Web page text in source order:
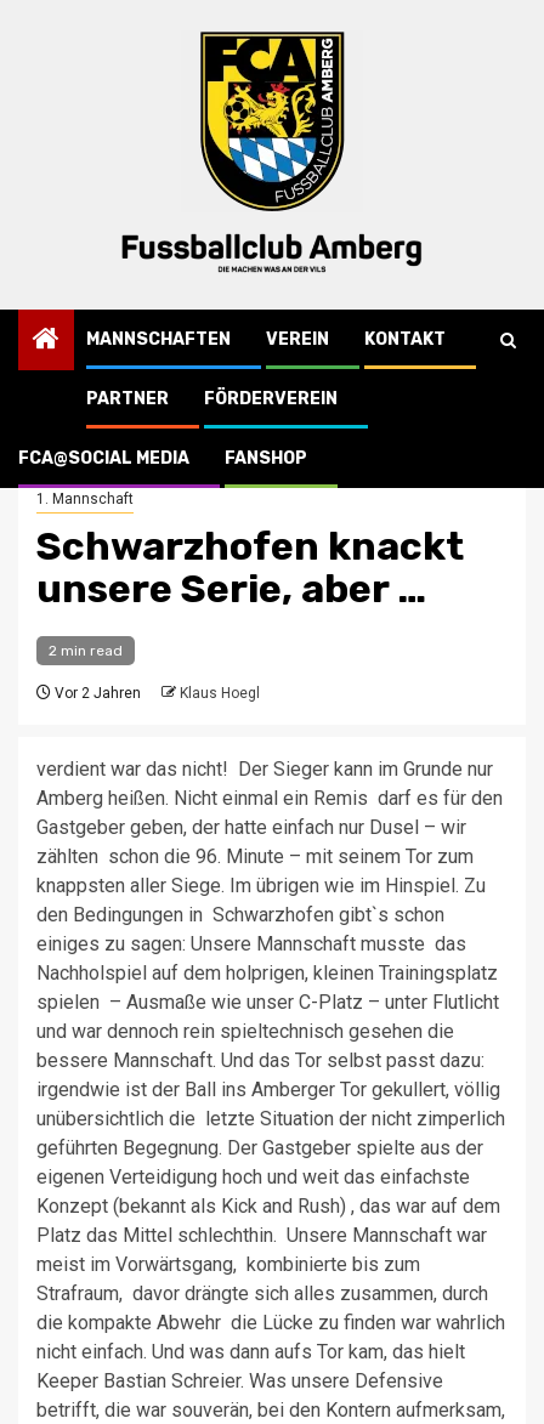
MANNSCHAFTEN VEREIN KONTAKT
PARTNER FÖRDERVEREIN
FCA@SOCIAL MEDIA FANSHOP
1. Mannschaft
Schwarzhofen knackt unsere Serie, aber …
1. Mannschaft
Schwarzhofen knackt
unsere Serie, aber …
2 min read
Vor 2 Jahren Klaus Hoegl
verdient war das nicht! Der Sieger kann im Grunde nur
Amberg heißen. Nicht einmal ein Remis darf es für den
Gastgeber geben, der hatte einfach nur Dusel – wir
zählten schon die 96. Minute – mit seinem Tor zum
knappsten aller Siege. Im übrigen wie im Hinspiel. Zu
den Bedingungen in Schwarzhofen gibt`s schon
einiges zu sagen: Unsere Mannschaft musste das
Nachholspiel auf dem holprigen, kleinen Trainingsplatz
spielen – Ausmaße wie unser C-Platz – unter Flutlicht
und war dennoch rein spieltechnisch gesehen die
bessere Mannschaft. Und das Tor selbst passt dazu:
irgendwie ist der Ball ins Amberger Tor gekullert, völlig
unübersichtlich die letzte Situation der nicht zimperlich
geführten Begegnung. Der Gastgeber spielte aus der
eigenen Verteidigung hoch und weit das einfachste
Konzept (bekannt als Kick and Rush) , das war auf dem
Platz das Mittel schlechthin. Unsere Mannschaft war
meist im Vorwärtsgang, kombinierte bis zum
Strafraum, davor drängte sich alles zusammen, durch
die kompakte Abwehr die Lücke zu finden war wahrlich
nicht einfach. Und was dann aufs Tor kam, das hielt
Keeper Bastian Schreier. Was unsere Defensive
betrifft, die war souverän, bei den Kontern aufmerksam,